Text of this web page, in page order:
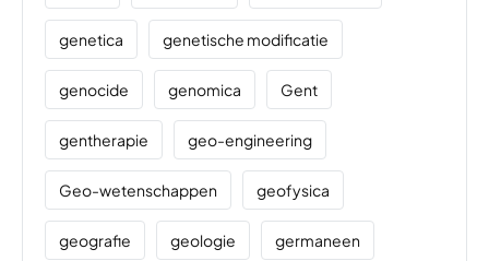
genetica genetische modificatie
genocide genomica Gent
gentherapie geo-engineering
Geo-wetenschappen geofysica
geografie geologie germaneen